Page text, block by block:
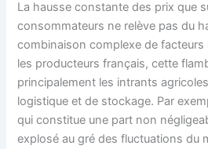
La hausse constante des prix que
consommateurs ne relève pas du
combinaison complexe de facteurs
les producteurs français, cette
principalement les intrants
logistique et de stockage. Par
qui constitue une part non
explosé au gré des fluctuations du